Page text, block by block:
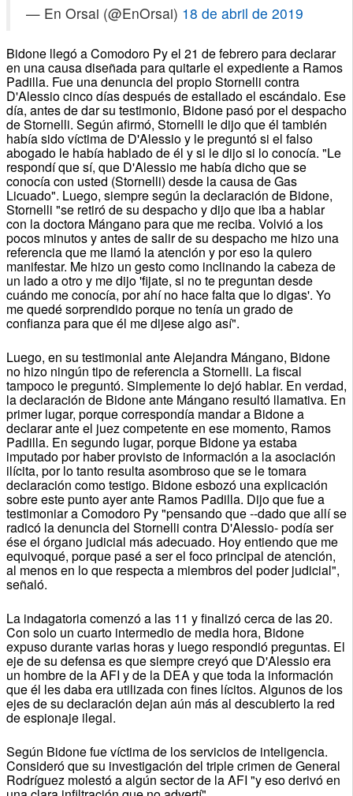
— En Orsai (@EnOrsai) 18 de abril de 2019
Bidone llegó a Comodoro Py el 21 de febrero para declarar
en una causa diseñada para quitarle el expediente a Ramos
Padilla. Fue una denuncia del propio Stornelli contra
D'Alessio cinco días después de estallado el escándalo. Ese
día, antes de dar su testimonio, Bidone pasó por el despacho
de Stornelli. Según afirmó, Stornelli le dijo que él también
había sido víctima de D'Alessio y le preguntó si el falso
abogado le había hablado de él y si le dijo si lo conocía. "Le
respondí que sí, que D'Alessio me había dicho que se
conocía con usted (Stornelli) desde la causa de Gas
Licuado". Luego, siempre según la declaración de Bidone,
Stornelli "se retiró de su despacho y dijo que iba a hablar
con la doctora Mángano para que me reciba. Volvió a los
pocos minutos y antes de salir de su despacho me hizo una
referencia que me llamó la atención y por eso la quiero
manifestar. Me hizo un gesto como inclinando la cabeza de
un lado a otro y me dijo 'fijate, si no te preguntan desde
cuándo me conocía, por ahí no hace falta que lo digas'. Yo
me quedé sorprendido porque no tenía un grado de
confianza para que él me dijese algo así".
Luego, en su testimonial ante Alejandra Mángano, Bidone
no hizo ningún tipo de referencia a Stornelli. La fiscal
tampoco le preguntó. Simplemente lo dejó hablar. En verdad,
la declaración de Bidone ante Mángano resultó llamativa. En
primer lugar, porque correspondía mandar a Bidone a
declarar ante el juez competente en ese momento, Ramos
Padilla. En segundo lugar, porque Bidone ya estaba
imputado por haber provisto de información a la asociación
ilícita, por lo tanto resulta asombroso que se le tomara
declaración como testigo. Bidone esbozó una explicación
sobre este punto ayer ante Ramos Padilla. Dijo que fue a
testimoniar a Comodoro Py "pensando que --dado que allí se
radicó la denuncia del Stornelli contra D'Alessio- podía ser
ése el órgano judicial más adecuado. Hoy entiendo que me
equivoqué, porque pasé a ser el foco principal de atención,
al menos en lo que respecta a miembros del poder judicial",
señaló.
La indagatoria comenzó a las 11 y finalizó cerca de las 20.
Con solo un cuarto intermedio de media hora, Bidone
expuso durante varias horas y luego respondió preguntas. El
eje de su defensa es que siempre creyó que D'Alessio era
un hombre de la AFI y de la DEA y que toda la información
que él les daba era utilizada con fines lícitos. Algunos de los
ejes de su declaración dejan aún más al descubierto la red
de espionaje ilegal.
Según Bidone fue víctima de los servicios de inteligencia.
Consideró que su investigación del triple crimen de General
Rodríguez molestó a algún sector de la AFI "y eso derivó en